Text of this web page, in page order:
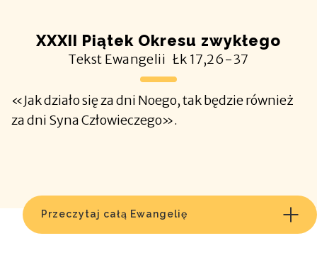
XXXII Piątek Okresu zwykłego
Tekst Ewangelii Łk 17,26-37
«Jak działo się za dni Noego, tak będzie również
za dni Syna Człowieczego».
Przeczytaj całą Ewangelię